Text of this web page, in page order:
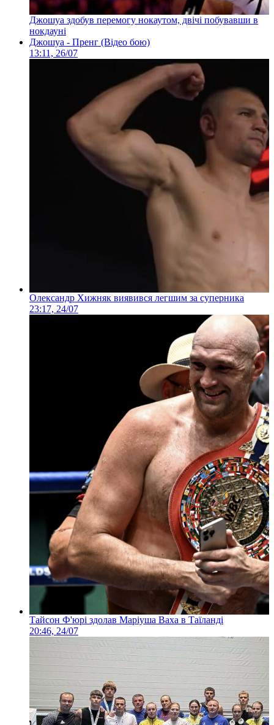
Джошуа здобув перемогу нокаутом, двічі побувавши в
нокдауні
Джошуа - Пренг (Відео бою)
13:11, 26/07
Олександр Хижняк виявився легшим за суперника
23:17, 24/07
Тайсон Ф'юрі здолав Маріуша Ваха в Таїланді
20:46, 24/07